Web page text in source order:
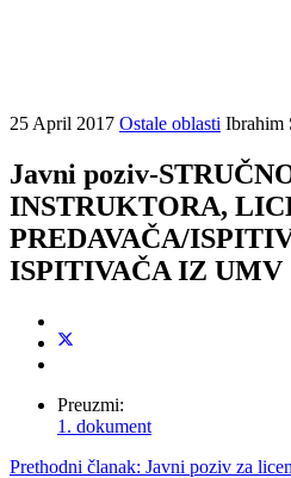
25 April 2017 Ostale oblasti Ibrahim
Javni poziv-
INSTRUKTORA,
PREDAVAČA/
ISPITIVAČA IZ UMV
Preuzmi:
1. dokument
Prethodni članak: Javni poziv za